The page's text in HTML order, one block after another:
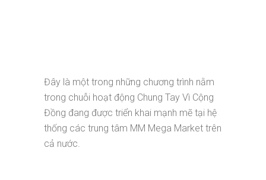
Đây là một trong những chương trình nằm
trong chuỗi hoạt động Chung Tay Vì Cộng
Đồng đang được triển khai mạnh mẽ tại hệ
thống các trung tâm MM Mega Market trên
cả nước.